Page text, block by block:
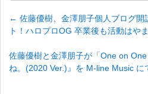
← 佐藤優樹、金澤朋子個人ブログ開
ト！ハロプロOG 卒業後も活動はや
佐藤優樹と金澤朋子が「One on
ね。(2020 Ver.)』を M-line Music に